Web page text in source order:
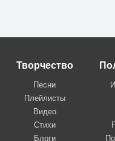
Творчество
Песни
Плейлисты
Видео
Стихи
Блоги